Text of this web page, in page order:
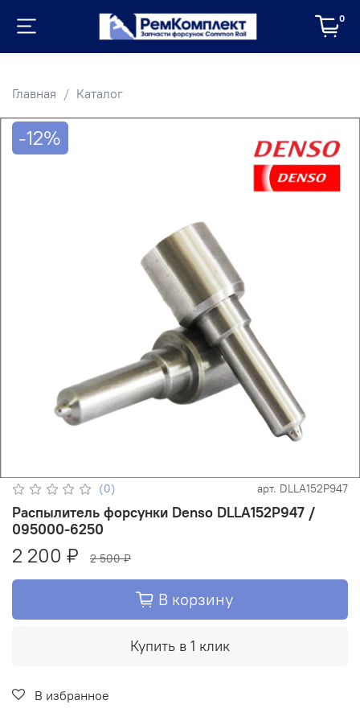
0
Главная Каталог
-12%
(0) арт. DLLA152P947
Распылитель форсунки Denso DLLA152P947 /
095000-6250
2 200 ₽ 2 500 ₽
В корзину
Купить в 1 клик
В избранное